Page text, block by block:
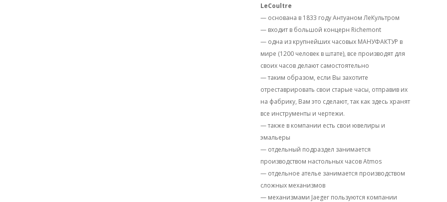
LeCoultre
— основана в 1833 году Антуаном ЛеКультром
— входит в большой концерн Richemont
— одна из крупнейших часовых МАНУФАКТУР в
мире (1200 человек в штате), все производят для
своих часов делают самостоятельно
— таким образом, если Вы захотите
отреставрировать свои старые часы, отправив их
на фабрику, Вам это сделают, так как здесь хранят
все инструменты и чертежи.
— также в компании есть свои ювелиры и
эмальеры
— отдельный подраздел занимается
производством настольных часов Atmos
— отдельное ателье занимается производством
сложных механизмов
— механизмами Jaeger пользуются компании